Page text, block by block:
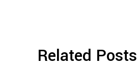
Related Posts